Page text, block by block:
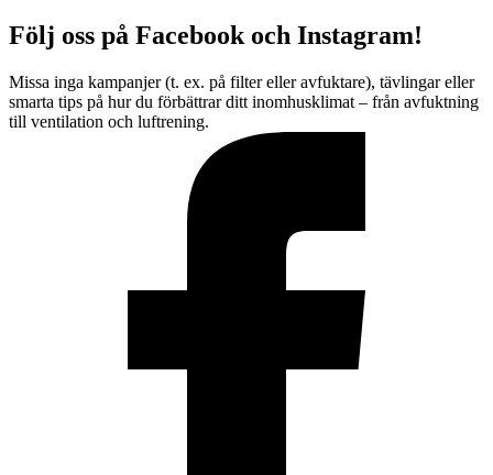
Följ oss på Facebook och Instagram!
Missa inga kampanjer (t. ex. på filter eller avfuktare), tävlingar eller
smarta tips på hur du förbättrar ditt inomhusklimat – från avfuktning
till ventilation och luftrening.